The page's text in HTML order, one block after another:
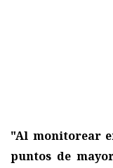
"Al monitorear
puntos de